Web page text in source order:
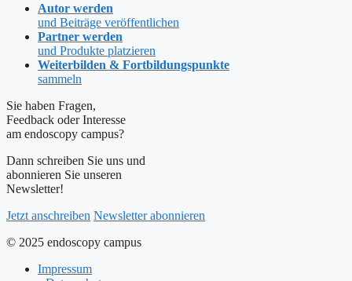
Autor werden
und Beiträge veröffentlichen
Partner werden
und Produkte platzieren
Weiterbilden & Fortbildungspunkte
sammeln
Sie haben Fragen,
Feedback oder Interesse
am endoscopy campus?
Dann schreiben Sie uns und
abonnieren Sie unseren
Newsletter!
Jetzt anschreiben Newsletter abonnieren
© 2025 endoscopy campus
Impressum